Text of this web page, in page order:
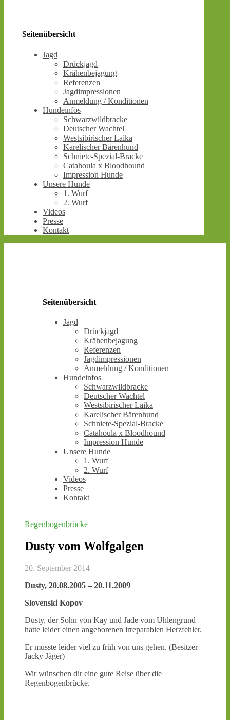
Seitenübersicht
Jagd
Drückjagd
Krähenbejagung
Referenzen
Jagdimpressionen
Anmeldung / Konditionen
Hundeinfos
Schwarzwildbracke
Deutscher Wachtel
Westsibirischer Laika
Karelischer Bärenhund
Schniete-Spezial-Bracke
Catahoula x Bloodhound
Impression Hunde
Unsere Hunde
1. Wurf
2. Wurf
Videos
Presse
Kontakt
Seitenübersicht
Jagd
Drückjagd
Krähenbejagung
Referenzen
Jagdimpressionen
Anmeldung / Konditionen
Hundeinfos
Schwarzwildbracke
Deutscher Wachtel
Westsibirischer Laika
Karelischer Bärenhund
Schniete-Spezial-Bracke
Catahoula x Bloodhound
Impression Hunde
Unsere Hunde
1. Wurf
2. Wurf
Videos
Presse
Kontakt
Regenbogenbrücke
Dusty vom Wolfgalgen
20. September 2014
Dusty, 20.08.2005 – 20.11.2009
Slovenski Kopov
Dusty, der Sohn von Kay und Jade vom Uhlengrund
hatte leider einen angeborenen irreparablen Herzfehler.
Er musste leider viel zu früh von uns gehen. (Besitzer
Jacky Jäger)
Wir wünschen dir eine gute Reise über die
Regenbogenbrücke.